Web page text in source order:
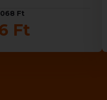
Ft
Ft